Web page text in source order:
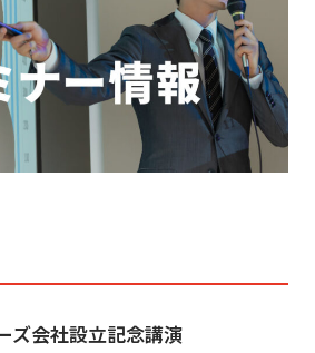
ズ会社設立記念講演